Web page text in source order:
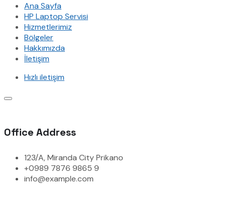
Ana Sayfa
HP Laptop Servisi
Hizmetlerimiz
Bölgeler
Hakkımızda
İletişim
Hızlı iletişim
Office Address
123/A, Miranda City Prikano
+0989 7876 9865 9
info@example.com